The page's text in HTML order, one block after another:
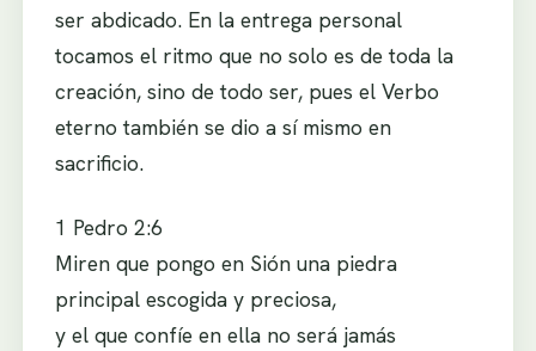
ser abdicado. En la entrega personal
tocamos el ritmo que no solo es de toda la
creación, sino de todo ser, pues el Verbo
eterno también se dio a sí mismo en
sacrificio.
1 Pedro 2:6
Miren que pongo en Sión una piedra
principal escogida y preciosa,
y el que confíe en ella no será jamás